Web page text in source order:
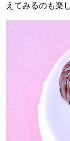
えてみるのも楽